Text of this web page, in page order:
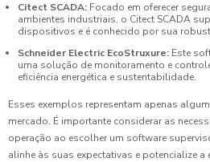
Citect SCADA: Focado em oferecer
ambientes industriais, o Citect SCADA
dispositivos e é conhecido por sua
Schneider Electric EcoStruxure: Este
uma solução de monitoramento e
eficiência energética e sustentabilidade.
Esses exemplos representam apenas
mercado. É importante considerar as
operação ao escolher um software
alinhe às suas expectativas e potencialize